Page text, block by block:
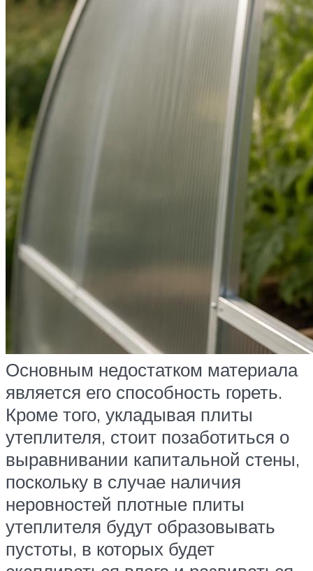
Основным недостатком материала
является его способность гореть.
Кроме того, укладывая плиты
утеплителя, стоит позаботиться о
выравнивании капитальной стены,
поскольку в случае наличия
неровностей плотные плиты
утеплителя будут образовывать
пустоты, в которых будет